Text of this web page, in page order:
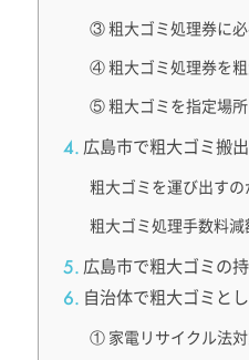
③ 粗大ゴミ処理券に
④ 粗大ゴミ処理券を粗
⑤ 粗大ゴミを指定場所
広島市で粗大ゴミ搬
粗大ゴミを運び出す
粗大ゴミ処理手数料減
広島市で粗大ゴミの
自治体で粗大ゴミと
① 家電リサイクル法